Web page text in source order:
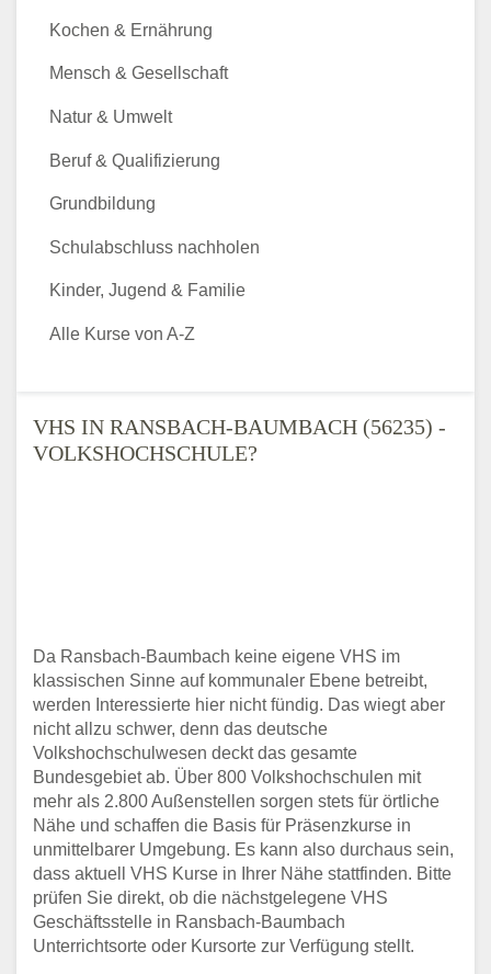
VHS IN RANSBACH-BAUMBACH (56235) -
VOLKSHOCHSCHULE?
Da Ransbach-Baumbach keine eigene VHS im
klassischen Sinne auf kommunaler Ebene betreibt,
werden Interessierte hier nicht fündig. Das wiegt aber
nicht allzu schwer, denn das deutsche
Volkshochschulwesen deckt das gesamte
Bundesgebiet ab. Über 800 Volkshochschulen mit
mehr als 2.800 Außenstellen sorgen stets für örtliche
Nähe und schaffen die Basis für Präsenzkurse in
unmittelbarer Umgebung. Es kann also durchaus sein,
dass aktuell VHS Kurse in Ihrer Nähe stattfinden. Bitte
prüfen Sie direkt, ob die nächstgelegene VHS
Geschäftsstelle in Ransbach-Baumbach
Unterrichtsorte oder Kursorte zur Verfügung stellt.
Kochen & Ernährung
Mensch & Gesellschaft
Natur & Umwelt
Beruf & Qualifizierung
Grundbildung
Schulabschluss nachholen
Kinder, Jugend & Familie
Alle Kurse von A-Z